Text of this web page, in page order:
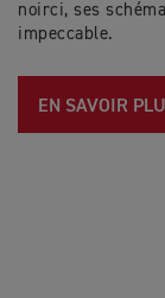
noirci, ses
impeccable.
EN SAVOIR